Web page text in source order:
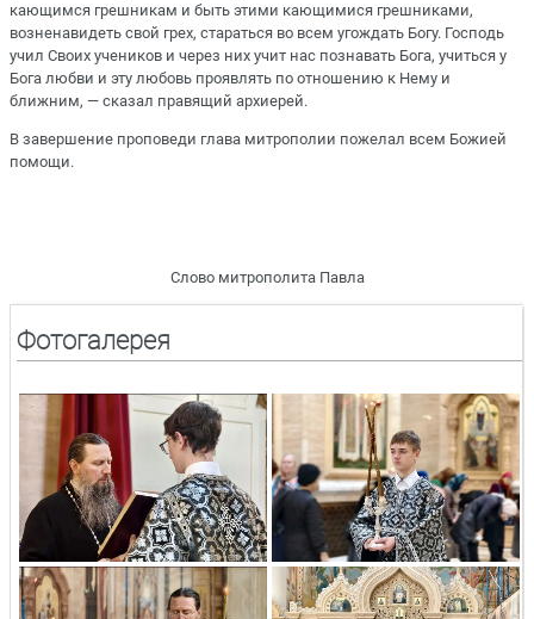
кающимся грешникам и быть этими кающимися грешниками,
возненавидеть свой грех, стараться во всем угождать Богу. Господь
учил Своих учеников и через них учит нас познавать Бога, учиться у
Бога любви и эту любовь проявлять по отношению к Нему и
ближним, — сказал правящий архиерей.
В завершение проповеди глава митрополии пожелал всем Божией
помощи.
Слово митрополита Павла
Фотогалерея